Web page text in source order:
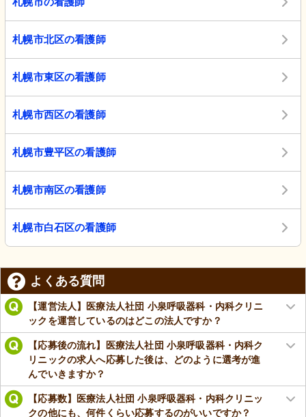
札幌市北区の看護師
札幌市東区の看護師
札幌市西区の看護師
札幌市豊平区の看護師
札幌市南区の看護師
札幌市白石区の看護師
よくある質問
【運営法人】医療法人社団 小泉呼吸器科・内科クリニ
ックを運営しているのはどこの法人ですか？
【応募後の流れ】医療法人社団 小泉呼吸器科・内科ク
リニックの求人へ応募した後は、どのように選考が進
んでいきますか？
【応募数】医療法人社団 小泉呼吸器科・内科クリニッ
クの他にも、何件くらい応募するのがいいですか？